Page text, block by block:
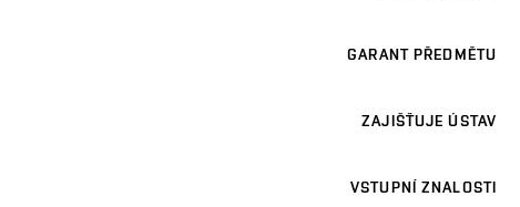
GARANT PŘEDMĚTU
ZAJIŠŤUJE ÚSTAV
VSTUPNÍ ZNALOSTI